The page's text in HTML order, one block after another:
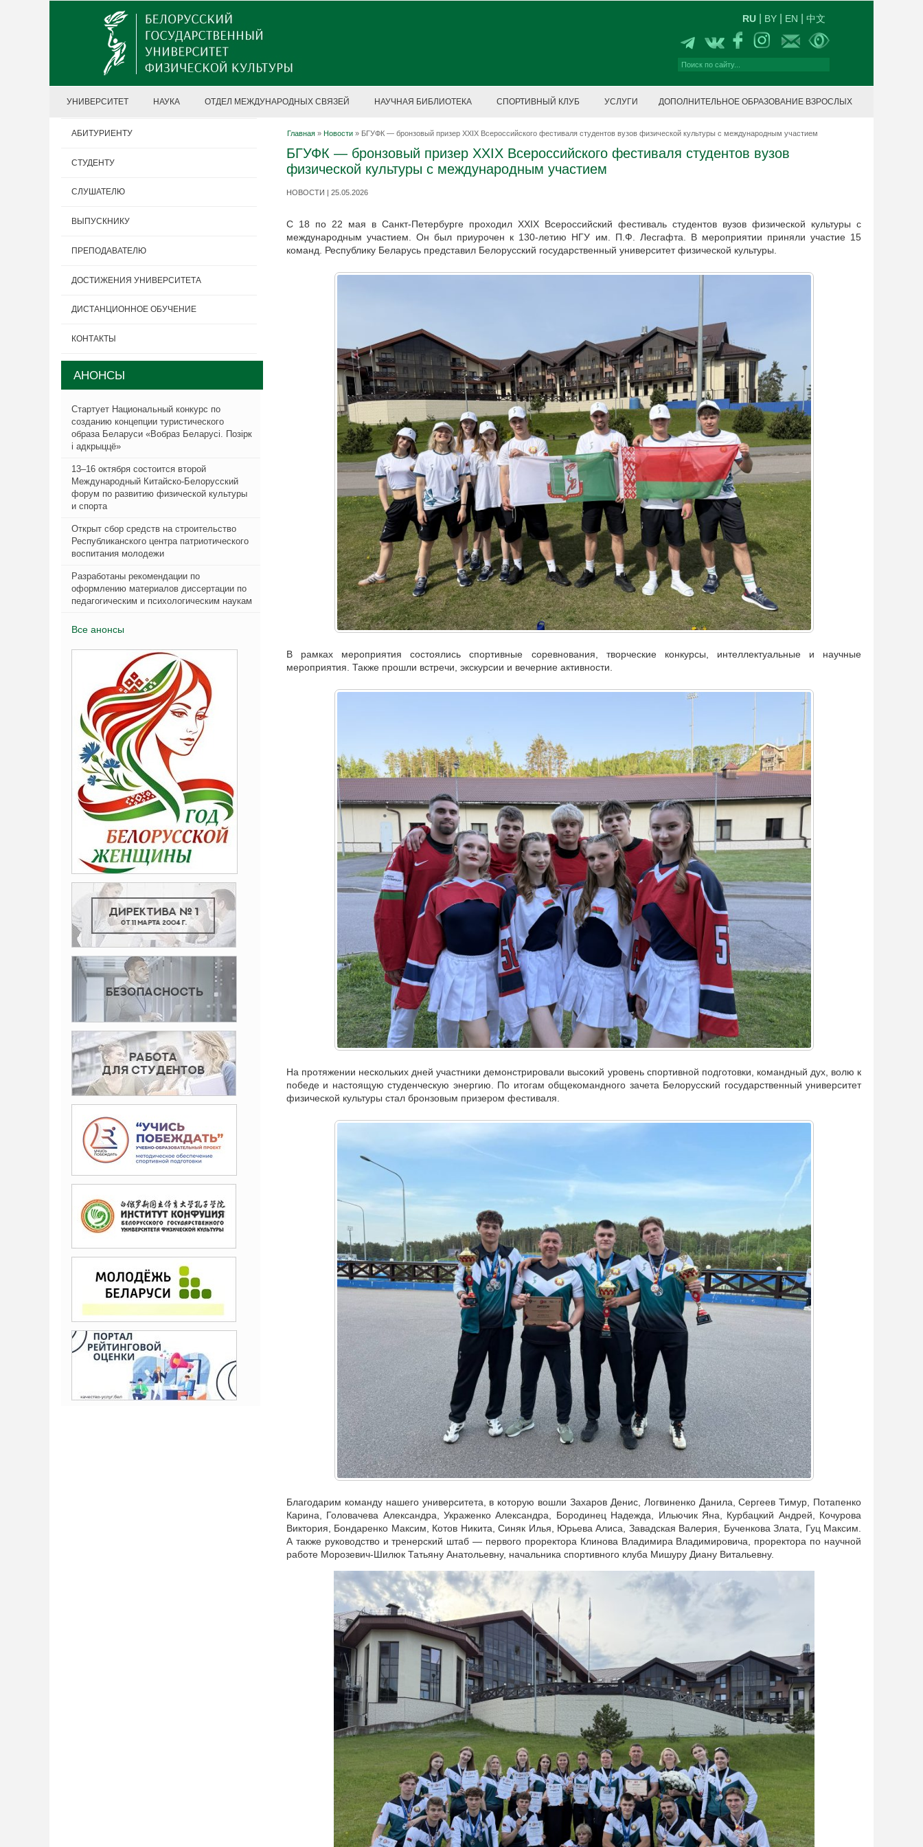
RU BY EN 中文
УНИВЕРСИТЕТ НАУКА ОТДЕЛ МЕЖДУНАРОДНЫХ СВЯЗЕЙ НАУЧНАЯ БИБЛИОТЕКА СПОРТИВНЫЙ КЛУБ УСЛУГИ ДОПОЛНИТЕЛЬНОЕ ОБРАЗОВАНИЕ ВЗРОСЛЫХ
Главная » Новости » БГУФК — бронзовый призер XXIX Всероссийского фестиваля студентов вузов физической культуры с международным участием
БГУФК — бронзовый призер XXIX Всероссийского фестиваля студентов вузов
физической культуры с международным участием
НОВОСТИ | 25.05.2026
С 18 по 22 мая в Санкт-Петербурге проходил XXIX Всероссийский фестиваль студентов вузов физической культуры с
международным участием. Он был приурочен к 130-летию НГУ им. П.Ф. Лесгафта. В мероприятии приняли участие 15
команд. Республику Беларусь представил Белорусский государственный университет физической культуры.
В рамках мероприятия состоялись спортивные соревнования, творческие конкурсы, интеллектуальные и научные
мероприятия. Также прошли встречи, экскурсии и вечерние активности.
На протяжении нескольких дней участники демонстрировали высокий уровень спортивной подготовки, командный дух, волю к
победе и настоящую студенческую энергию. По итогам общекомандного зачета Белорусский государственный университет
физической культуры стал бронзовым призером фестиваля.
Благодарим команду нашего университета, в которую вошли Захаров Денис, Логвиненко Данила, Сергеев Тимур, Потапенко
Карина, Головачева Александра, Украженко Александра, Бородинец Надежда, Ильючик Яна, Курбацкий Андрей, Кочурова
Виктория, Бондаренко Максим, Котов Никита, Синяк Илья, Юрьева Алиса, Завадская Валерия, Бученкова Злата, Гуц Максим.
А также руководство и тренерский штаб — первого проректора Клинова Владимира Владимировича, проректора по научной
работе Морозевич-Шилюк Татьяну Анатольевну, начальника спортивного клуба Мишуру Диану Витальевну.
АБИТУРИЕНТУ
СТУДЕНТУ
СЛУШАТЕЛЮ
ВЫПУСКНИКУ
ПРЕПОДАВАТЕЛЮ
ДОСТИЖЕНИЯ УНИВЕРСИТЕТА
ДИСТАНЦИОННОЕ ОБУЧЕНИЕ
КОНТАКТЫ
АНОНСЫ
Стартует Национальный конкурс по
созданию концепции туристического
образа Беларуси «Вобраз Беларусi. Позiрк
i адкрыццё»
13–16 октября состоится второй
Международный Китайско-Белорусский
форум по развитию физической культуры
и спорта
Открыт сбор средств на строительство
Республиканского центра патриотического
воспитания молодежи
Разработаны рекомендации по
оформлению материалов диссертации по
педагогическим и психологическим наукам
Все анонсы